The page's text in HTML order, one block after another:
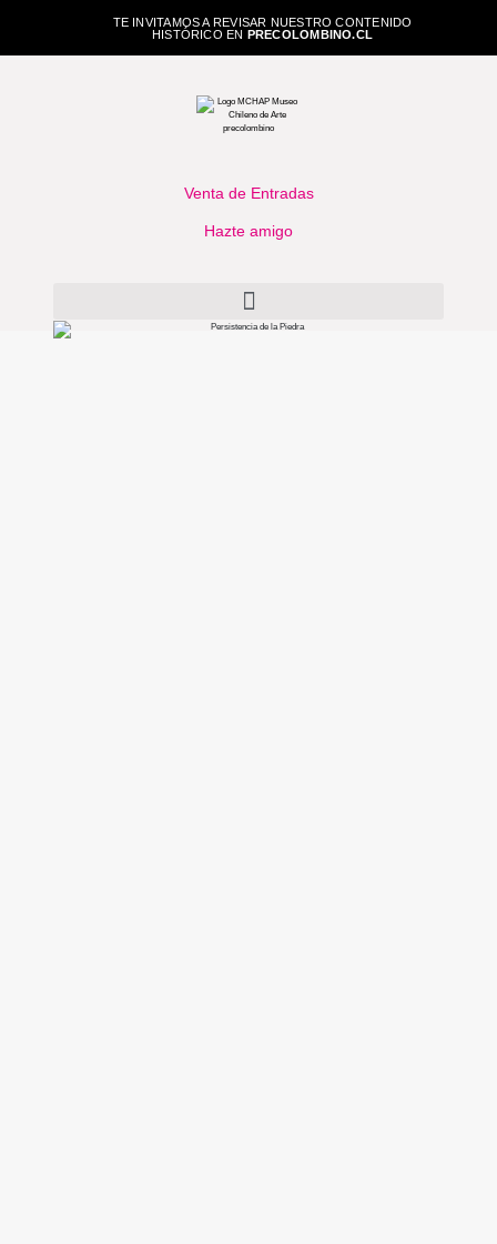
TE INVITAMOS A REVISAR NUESTRO CONTENIDO
HISTÓRICO EN PRECOLOMBINO.CL
Venta de Entradas
Hazte amigo